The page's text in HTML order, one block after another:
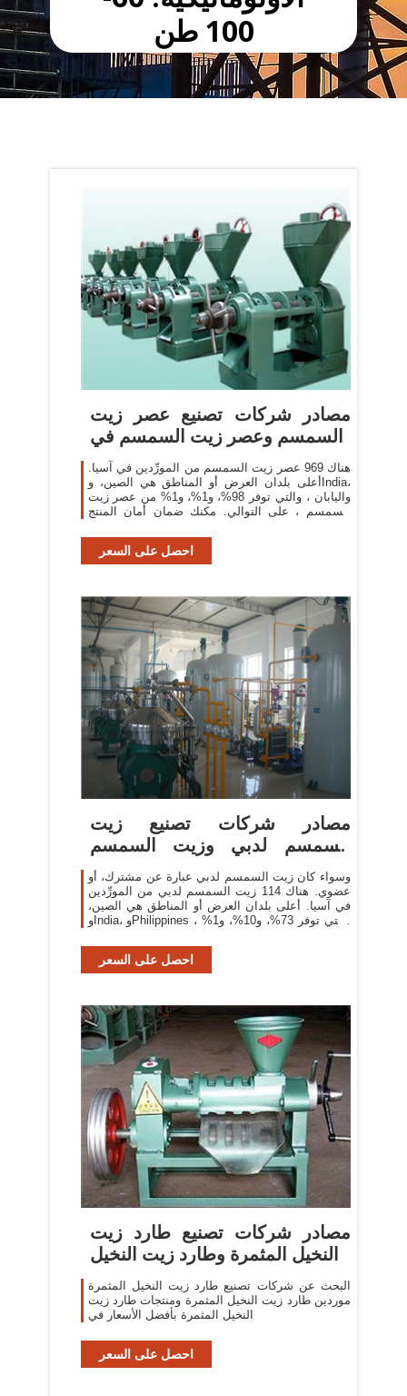
100 طن
مصادر شركات تصنيع عصر زيت
السمسم وعصر زيت السمسم في
هناك 969 عصر زيت السمسم من المورِّدين في آسيا.
أعلى بلدان العرض أو المناطق هي الصين، وIndia،
واليابان ، والتي توفر 98%، و1%، و1% من عصر زيت
السمسم ، على التوالي. مكنك ضمان أمان المنتج
احصل على السعر
مصادر شركات تصنيع زيت
السمسم لدبي وزيت السمسم
لدبي في
وسواء كان زيت السمسم لدبي عبارة عن مشترك، أو
عضوي. هناك 114 زيت السمسم لدبي من المورِّدين
في آسيا. أعلى بلدان العرض أو المناطق هي الصين،
وIndia، وPhilippines ، والتي توفر 73%، و10%، و1%
احصل على السعر
مصادر شركات تصنيع طارد زيت
النخيل المثمرة وطارد زيت النخيل
البحث عن شركات تصنيع طارد زيت النخيل المثمرة
موردين طارد زيت النخيل المثمرة ومنتجات طارد زيت
النخيل المثمرة بأفضل الأسعار في
احصل على السعر